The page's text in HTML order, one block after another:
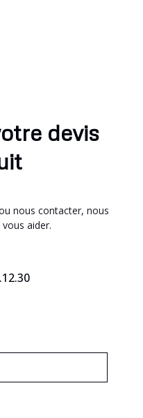
devis
nous contacter, nous
aider.